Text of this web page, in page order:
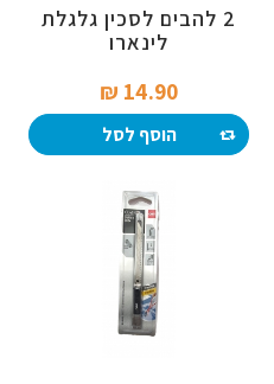
2 להבים לסכין גלגלת
לינארו
14.90 ₪‎
הוסף לסל